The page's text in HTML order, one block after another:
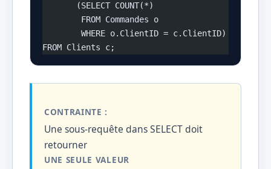
       (SELECT COUNT(*)
        FROM Commandes o
WHERE o.ClientID = c.ClientID) AS
FROM Clients c;
CONTRAINTE :
Une sous-requête dans SELECT doit
retourner
UNE SEULE VALEUR